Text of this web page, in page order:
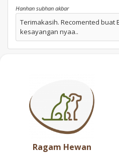
Hanhan subhan akbar
Terimakasih. Recomented buat
kesayangan nyaa..
Ragam Hewan